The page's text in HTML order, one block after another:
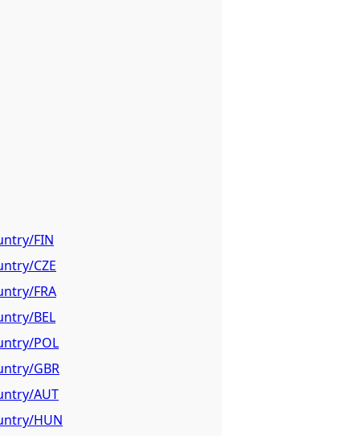
FIN
CZE
FRA
BEL
POL
GBR
AUT
HUN